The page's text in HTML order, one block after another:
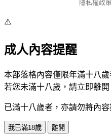
隱私權政
⚠️
成人內容提醒
本部落格內容僅限年滿十八歲
若您未滿十八歲，請立即離開
已滿十八歲者，亦請勿將內
我已滿18歲 離開